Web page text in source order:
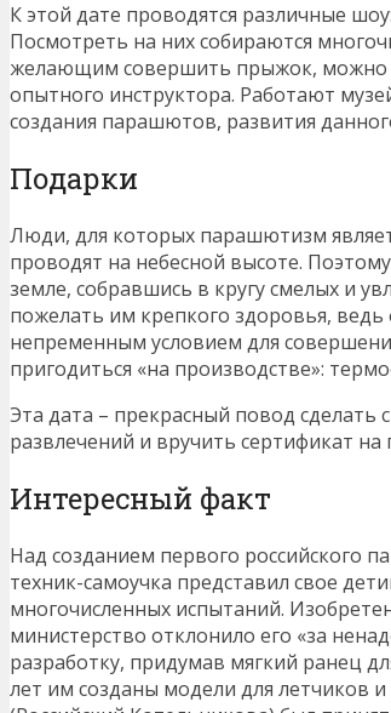
К этой дате проводятся различные
Посмотреть на них собираются
желающим совершить прыжок, можно
опытного инструктора. Работают
создания парашютов, развития
Подарки
Люди, для которых парашютизм
проводят на небесной высоте.
земле, собравшись в кругу смелых и
пожелать им крепкого здоровья, ведь
непременным условием для
пригодиться «на производстве»:
Эта дата – прекрасный повод
развлечений и вручить сертификат
Интересный факт
Над созданием первого российского
техник-самоучка представил свое
многочисленных испытаний.
министерство отклонило его «за
разработку, придумав мягкий ранец
лет им созданы модели для летчиков